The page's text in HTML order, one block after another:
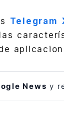
Telegram
News y